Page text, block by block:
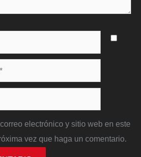
electrónico y sitio web en este
vez que haga un comentario.